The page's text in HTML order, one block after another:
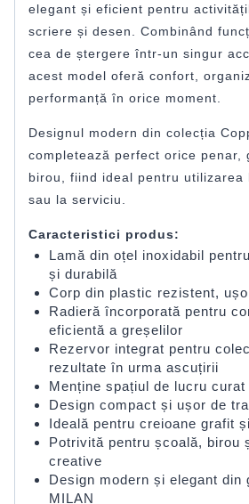
elegant și eficient pentru
scriere și desen. Combinând
cea de ștergere într-un singur
acest model oferă confort,
performanță în orice moment.
Designul modern din colecția
completează perfect orice penar,
birou, fiind ideal pentru utilizarea
sau la serviciu.
Caracteristici produs:
Lamă din oțel inoxidabil
și durabilă
Corp din plastic rezistent,
Radieră încorporată pentru
eficientă a greșelilor
Rezervor integrat pentru
rezultate în urma ascuțirii
Menține spațiul de lucru
Design compact și ușor de
Ideală pentru creioane grafit
Potrivită pentru școală, birou
creative
Design modern și elegant din
MILAN